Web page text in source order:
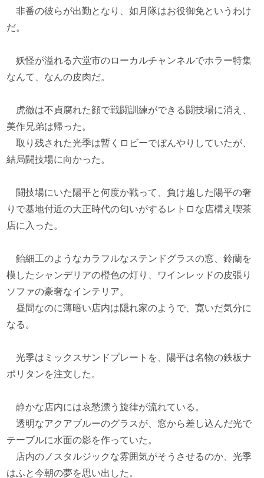
非番の彼らが出勤となり、如月隊はお役御免というわけ
だ。
妖怪が溢れる六堂市のローカルチャンネルでホラー特集
なんて、なんの皮肉だ。
虎徹は不貞腐れた顔で戦闘訓練ができる闘技場に消え、
美作兄弟は帰った。
取り残された光季は暫くロビーでぼんやりしていたが、
結局闘技場に向かった。
闘技場にいた陽平と何度か戦って、負け越した陽平の奢
りで基地付近の大正時代の匂いがするレトロな店構え喫茶
店に入った。
飴細工のようなカラフルなステンドグラスの窓、鈴蘭を
模したシャンデリアの橙色の灯り、ワインレッドの皮張り
ソファの豪奢なインテリア。
昼間なのに薄暗い店内は隠れ家のようで、寛いだ気分に
なる。
光季はミックスサンドプレートを、陽平は名物の鉄板ナ
ポリタンを注文した。
静かな店内には哀愁漂う旋律が流れている。
透明なアクアブルーのグラスが、窓から差し込んだ光で
テーブルに水面の影を作っていた。
店内のノスタルジックな雰囲気がそうさせるのか、光季
はふと今朝の夢を思い出した。